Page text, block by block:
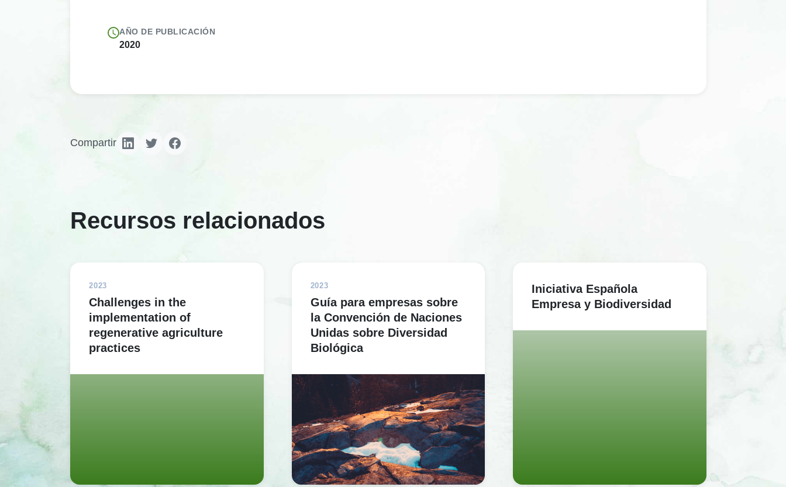
AÑO DE PUBLICACIÓN
2020
Compartir
Recursos relacionados
2023
Challenges in the
implementation of
regenerative agriculture
practices
2023
Guía para empresas sobre
la Convención de Naciones
Unidas sobre Diversidad
Biológica
Iniciativa Española
Empresa y Biodiversidad